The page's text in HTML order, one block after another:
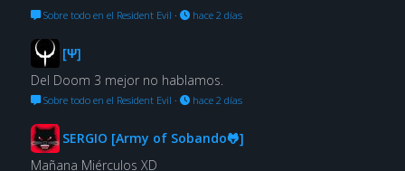
Sobre todo en el Resident Evil · hace 2 días
[Ψ]
Del Doom 3 mejor no hablamos.
Sobre todo en el Resident Evil · hace 2 días
SERGIO [Army of Sobando🐸]
Mañana Miérculos XD